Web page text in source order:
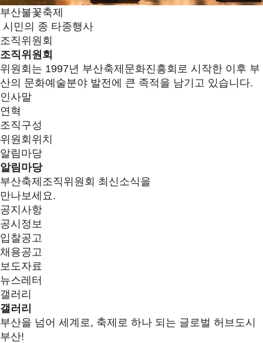
부산불꽃축제
시민의 종 타종행사
조직위원회
조직위원회
위원회는 1997년 부산축제문화진흥회로 시작한 이후 부
산의 문화예술분야 발전에 큰 족적을 남기고 있습니다.
인사말
연혁
조직구성
위원회위치
알림마당
알림마당
부산축제조직위원회 최신소식을
만나보세요.
공지사항
공시정보
입찰공고
채용공고
보도자료
뉴스레터
갤러리
갤러리
부산을 넘어 세계로, 축제로 하나 되는 글로벌 허브도시
부산!